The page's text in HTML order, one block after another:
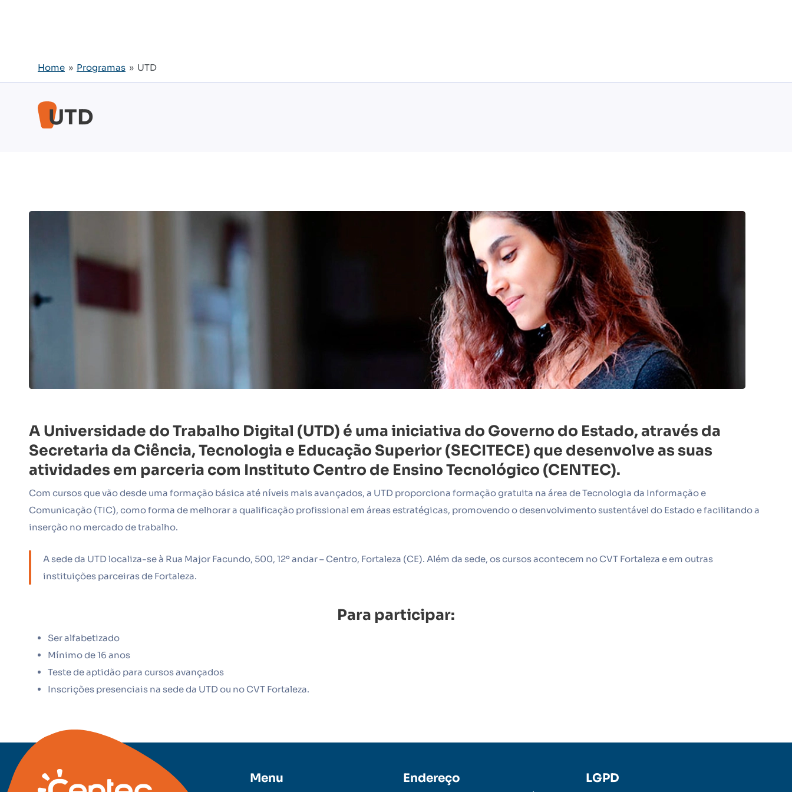
Home » Programas » UTD
UTD
A Universidade do Trabalho Digital (UTD) é uma iniciativa do Governo do Estado, através da
Secretaria da Ciência, Tecnologia e Educação Superior (SECITECE) que desenvolve as suas
atividades em parceria com Instituto Centro de Ensino Tecnológico (CENTEC).
Com cursos que vão desde uma formação básica até níveis mais avançados, a UTD proporciona formação gratuita na área de Tecnologia da Informação e
Comunicação (TIC), como forma de melhorar a qualificação profissional em áreas estratégicas, promovendo o desenvolvimento sustentável do Estado e facilitando a
inserção no mercado de trabalho.
A sede da UTD localiza-se à Rua Major Facundo, 500, 12º andar – Centro, Fortaleza (CE). Além da sede, os cursos acontecem no CVT Fortaleza e em outras
instituições parceiras de Fortaleza.
Para participar:
Ser alfabetizado
Mínimo de 16 anos
Teste de aptidão para cursos avançados
Inscrições presenciais na sede da UTD ou no CVT Fortaleza.
Menu Endereço LGPD